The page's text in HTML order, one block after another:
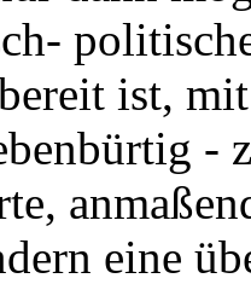
ist,
-
eine